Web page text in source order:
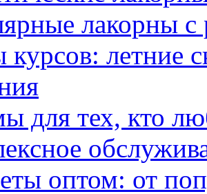
лакорны с
курсов: летние
для тех, кто
оптом: от